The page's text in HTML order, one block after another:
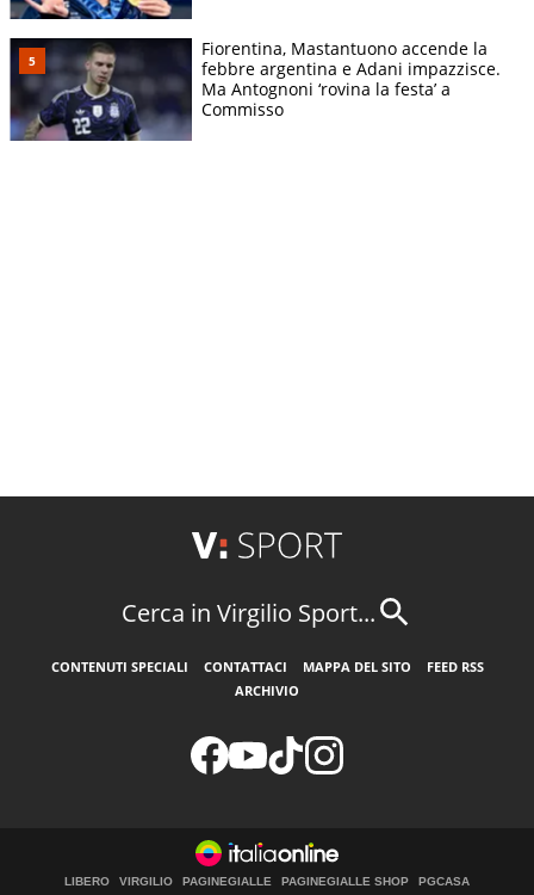
Fiorentina, Mastantuono accende la
febbre argentina e Adani impazzisce.
Ma Antognoni ‘rovina la festa’ a
Commisso
Cerca in Virgilio Sport...
CONTENUTI SPECIALI CONTATTACI MAPPA DEL SITO
FEED RSS
ARCHIVIO
LIBERO VIRGILIO PAGINEGIALLE PAGINEGIALLE SHOP PGCASA